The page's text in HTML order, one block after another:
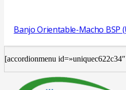
Banjo Orientable-Macho BSP
[accordionmenu